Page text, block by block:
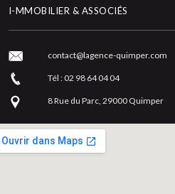
I-MMOBILIER & ASSOCIÉS
contact@lagence-quimper.com
Tél : 02 98 64 04 04
8 Rue du Parc, 29000 Quimper